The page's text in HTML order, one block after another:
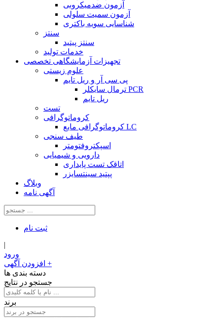
آزمون ضدمیکروبی
آزمون سمیت سلولی
شناسایی سویه باکتری
سنتز
سنتز پیتید
خدمات تولید
تجهیزات آزمایشگاهی تخصصی
علوم زیستی
پی سی آر و ریل تایم
ترمال سایکلر PCR
ریل تایم
تست
کروماتوگرافی
کروماتوگرافی مایع LC
طیف سنجی
اسپکتروفتومتر
دارویی و شیمیایی
اتاقک تست پایداری
پپتید سینتسایزر
وبلاگ
آگهی نامه
ثبت‌ نام
|
ورود
+
دسته بندی ها
جستجو در نتایج
برند